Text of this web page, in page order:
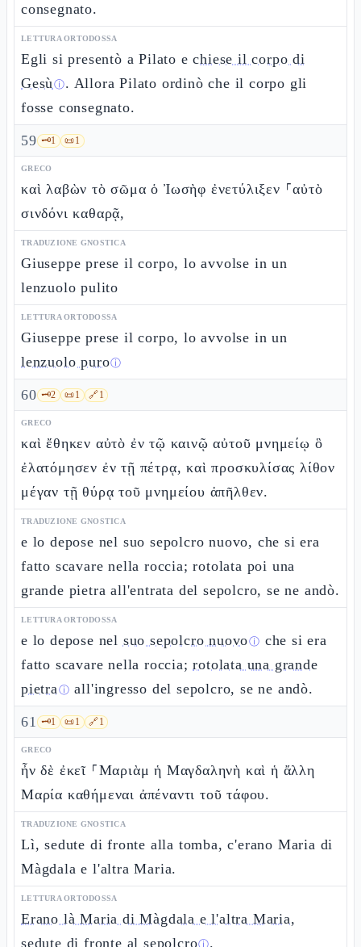
consegnato.
LETTURA ORTODOSSA
Egli si presentò a Pilato echiese il corpo di
Gesùⓘ. Allora Pilato ordinò che il corpo gli
fosse consegnato.
59 🗝️1 📜1
GRECO
καὶ λαβὼν τὸ σῶμα ὁ Ἰωσὴφ ἐνετύλιξεν ⸀αὐτὸ
σινδόνι καθαρᾷ,
TRADUZIONE GNOSTICA
Giuseppe prese il corpo, lo avvolse in un
lenzuolo pulito
LETTURA ORTODOSSA
Giuseppe prese il corpo, lo avvolse in un
lenzuolo puroⓘ
60 🗝️2 📜1 🔗1
GRECO
καὶ ἔθηκεν αὐτὸ ἐν τῷ καινῷ αὐτοῦ μνημείῳ ὃ
ἐλατόμησεν ἐν τῇ πέτρᾳ, καὶ προσκυλίσας λίθον
μέγαν τῇ θύρᾳ τοῦ μνημείου ἀπῆλθεν.
TRADUZIONE GNOSTICA
e lo depose nel suo sepolcro nuovo, che si era
fatto scavare nella roccia; rotolata poi una
grande pietra all'entrata del sepolcro, se ne andò.
LETTURA ORTODOSSA
e lo depose nel suo sepolcro nuovoⓘ che si era
fatto scavare nella roccia;rotolata una grande
pietraⓘ all'ingresso del sepolcro, se ne andò.
61 🗝️1 📜1 🔗1
GRECO
ἦν δὲ ἐκεῖ ⸀Μαριὰμ ἡ Μαγδαληνὴ καὶ ἡ ἄλλη
Μαρία καθήμεναι ἀπέναντι τοῦ τάφου.
TRADUZIONE GNOSTICA
Lì, sedute di fronte alla tomba, c'erano Maria di
Màgdala e l'altra Maria.
LETTURA ORTODOSSA
Erano là Maria di Màgdala e l'altra Maria,
sedute di fronte al sepolcroⓘ.